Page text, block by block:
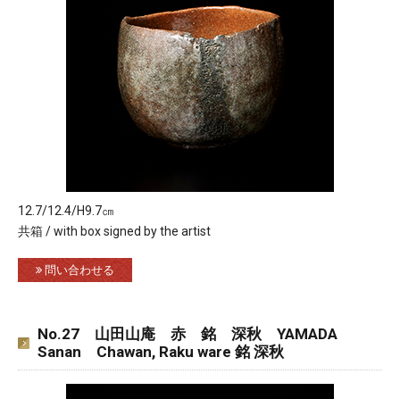
12.7/12.4/H9.7㎝
共箱 / with box signed by the artist
問い合わせる
No.27 山田山庵 赤 銘 深秋 YAMADA
Sanan Chawan, Raku ware 銘 深秋